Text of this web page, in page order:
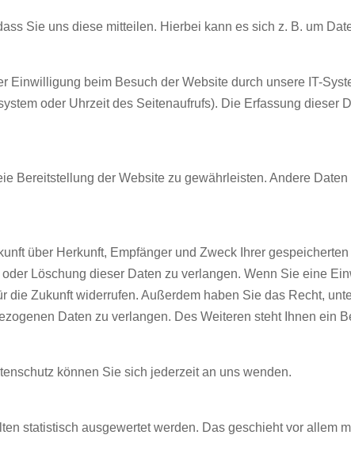
Sie uns diese mitteilen. Hierbei kann es sich z. B. um
Einwilligung beim Besuch der Website durch unsere IT-
oder Uhrzeit des Seitenaufrufs). Die Erfassung dieser
Bereitstellung der Website zu gewährleisten. Andere
über Herkunft, Empfänger und Zweck Ihrer
Löschung dieser Daten zu verlangen. Wenn Sie eine
die Zukunft widerrufen. Außerdem haben Sie das Recht,
Daten zu verlangen. Des Weiteren steht Ihnen ein
können Sie sich jederzeit an uns wenden.
statistisch ausgewertet werden. Das geschieht vor allem